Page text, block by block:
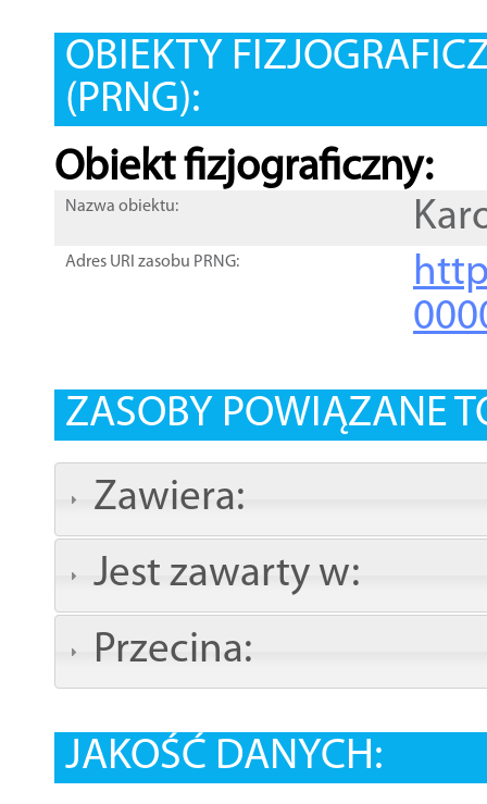
OBIEKTY
(PRNG):
Obiekt fizjograficzny:
Nazwa obiektu:
Adres URI zasobu PRNG:
ZASOBY POWIĄZANE
Zawiera:
Jest zawarty w:
Przecina:
JAKOŚĆ DANYCH: